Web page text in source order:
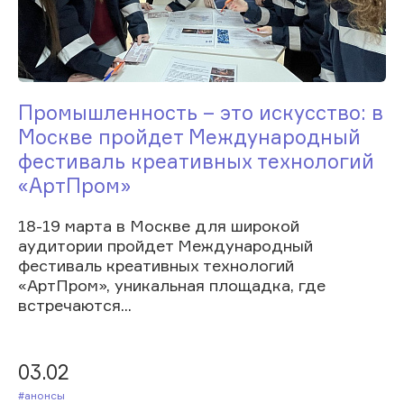
Промышленность – это искусство: в
Москве пройдет Международный
фестиваль креативных технологий
«АртПром»
18-19 марта в Москве для широкой
аудитории пройдет Международный
фестиваль креативных технологий
«АртПром», уникальная площадка, где
встречаются...
03.02
#Анонсы